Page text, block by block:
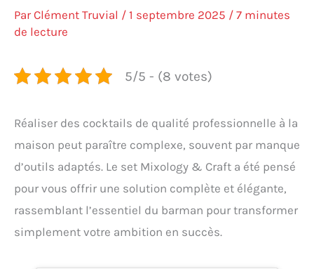
Par Clément Truvial / 1 septembre 2025 / 7 minutes
de lecture
5/5 - (8 votes)
Réaliser des cocktails de qualité professionnelle à la
maison peut paraître complexe, souvent par manque
d’outils adaptés. Le set Mixology & Craft a été pensé
pour vous offrir une solution complète et élégante,
rassemblant l’essentiel du barman pour transformer
simplement votre ambition en succès.